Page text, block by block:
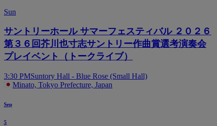
Sun
サントリーホール サマーフェスティバル ２０２６
第３６回芥川也寸志サントリー作曲賞選考演奏会
プレイベント（トークライブ）
3:30 PMSuntory Hall - Blue Rose (Small Hall)
Minato, Tokyo Prefecture, Japan
Sep
5